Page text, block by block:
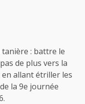
tanière : battre le
de plus vers la
en allant étriller les
la 9e journée